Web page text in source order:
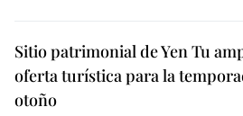
Sitio patrimonial de Yen Tu
oferta turística para la
otoño